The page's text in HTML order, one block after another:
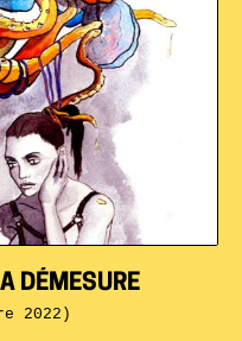
DÉMESURE
2022)